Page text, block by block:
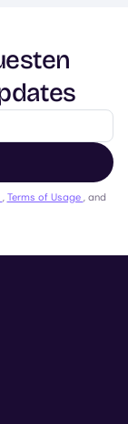
, Terms of Usage , and